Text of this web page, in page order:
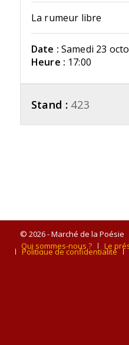
La rumeur libre
Date : Samedi 23
Heure : 17:00
Stand : 423
© 2026 - Marché de la Poésie
Qui sommes-nous ?
Le
Politique de confidentialité